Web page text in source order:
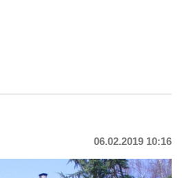
06.02.2019 10:16